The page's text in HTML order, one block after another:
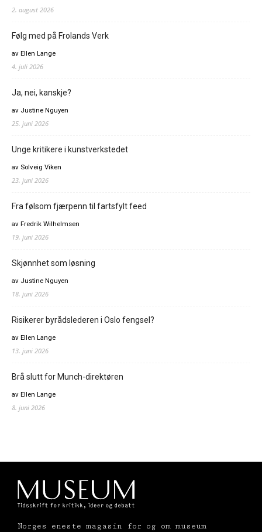
2. august 2026
Følg med på Frolands Verk
av Ellen Lange
4. juli 2026
Ja, nei, kanskje?
av Justine Nguyen
25. juni 2026
Unge kritikere i kunstverkstedet
av Solveig Viken
23. juni 2026
Fra følsom fjærpenn til fartsfylt feed
av Fredrik Wilhelmsen
19. juni 2026
Skjønnhet som løsning
av Justine Nguyen
18. juni 2026
Risikerer byrådslederen i Oslo fengsel?
av Ellen Lange
13. juni 2026
Brå slutt for Munch-direktøren
av Ellen Lange
8. juni 2026
Norges eneste magasin for og om museum